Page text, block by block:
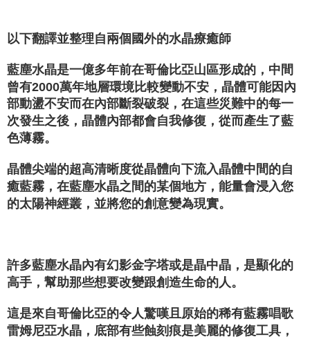
以下翻譯並整理自兩個國外的水晶療癒師
藍塵水晶是一億多年前在哥倫比亞山區形成的，中間
曾有2000萬年地層環境比較變動不安，晶體可能因內
部動盪不安而在內部斷裂破裂，在這些災難中的每一
次發生之後，晶體內部都會自我修復，從而產生了藍
色薄霧。
晶體尖端的超高清晰度從晶體向下流入晶體中間的自
癒藍霧，在藍塵水晶之間的某個地方，能量會浸入您
的太陽神經叢，並將您的創意變為現實。
許多藍塵水晶內有幻影金字塔或是晶中晶，是顯化的
高手，幫助那些想要改變跟創造生命的人。
這是來自哥倫比亞的令人驚嘆且原始的稀有藍霧唱歌
雷姆尼亞水晶，底部有些蝕刻痕是美麗的修復工具，